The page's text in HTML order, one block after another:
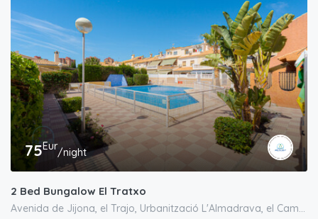
75Eur/night
2 Bed Bungalow El Tratxo
Avenida de Jijona, el Trajo, Urbanització L'Almadrava, el Campello, l'Alacantí, Alacant / Alicante, Comunitat Valenciana, 03550, España